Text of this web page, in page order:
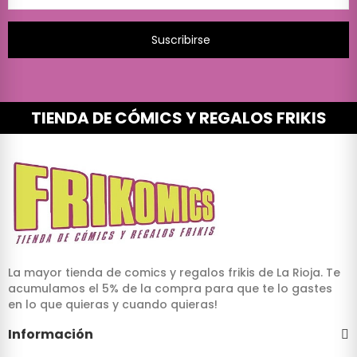
Suscribirse
TIENDA DE CÓMICS Y REGALOS FRIKIS
La mayor tienda de comics y regalos frikis de La Rioja. Te
acumulamos el 5% de la compra para que te lo gastes
en lo que quieras y cuando quieras!
Información